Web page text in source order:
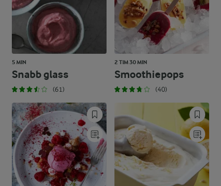
5 MIN
Snabb glass
(61)
2 TIM 30 MIN
Smoothiepops
(40)